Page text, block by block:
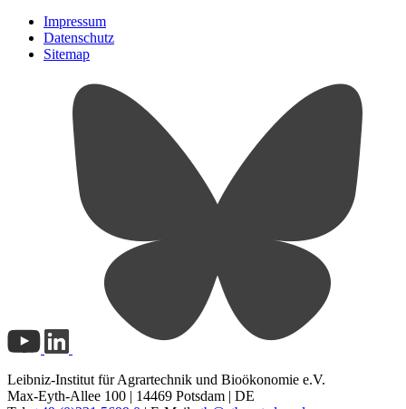
Impressum
Datenschutz
Sitemap
Leibniz-Institut für Agrartechnik und Bioökonomie e.V.
Max-Eyth-Allee 100 | 14469 Potsdam | DE